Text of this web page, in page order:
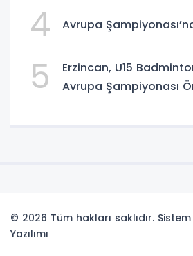
4 Avrupa
5
Erzincan, U15
Avrupa Şampiyonası
© 2026 Tüm hakları saklıdır.
Yazılımı